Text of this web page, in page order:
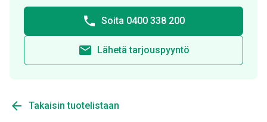
phone Soita 0400 338 200
email Lähetä tarjouspyyntö
arrow_back Takaisin tuotelistaan